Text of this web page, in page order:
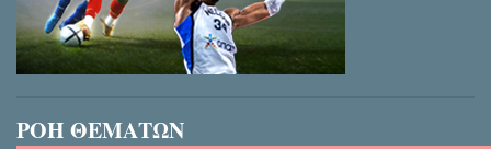
ΡΟΗ ΘΕΜΑΤΩΝ